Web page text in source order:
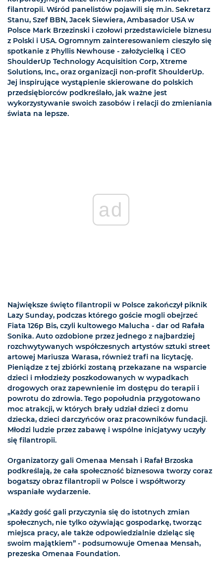
filantropii. Wśród panelistów pojawili się m.in. Sekretarz
Stanu, Szef BBN, Jacek Siewiera, Ambasador USA w
Polsce Mark Brzezinski i czołowi przedstawiciele biznesu
z Polski i USA. Ogromnym zainteresowaniem cieszyło się
spotkanie z Phyllis Newhouse - założycielką i CEO
ShoulderUp Technology Acquisition Corp, Xtreme
Solutions, Inc., oraz organizacji non-profit ShoulderUp.
Jej inspirujące wystąpienie skierowane do polskich
przedsiębiorców podkreślało, jak ważne jest
wykorzystywanie swoich zasobów i relacji do zmieniania
świata na lepsze.
ad
Największe święto filantropii w Polsce zakończył piknik
Lazy Sunday, podczas którego goście mogli obejrzeć
Fiata 126p Bis, czyli kultowego Malucha - dar od Rafała
Sonika. Auto ozdobione przez jednego z najbardziej
rozchwytywanych współczesnych artystów sztuki street
artowej Mariusza Warasa, również trafi na licytację.
Pieniądze z tej zbiórki zostaną przekazane na wsparcie
dzieci i młodzieży poszkodowanych w wypadkach
drogowych oraz zapewnienie im dostępu do terapii i
powrotu do zdrowia. Tego popołudnia przygotowano
moc atrakcji, w których brały udział dzieci z domu
dziecka, dzieci darczyńców oraz pracowników fundacji.
Młodzi ludzie przez zabawę i wspólne inicjatywy uczyły
się filantropii.
Organizatorzy gali Omenaa Mensah i Rafał Brzoska
podkreślają, że cała społeczność biznesowa tworzy coraz
bogatszy obraz filantropii w Polsce i współtworzy
wspaniałe wydarzenie.
„Każdy gość gali przyczynia się do istotnych zmian
społecznych, nie tylko ożywiając gospodarkę, tworząc
miejsca pracy, ale także odpowiedzialnie dzieląc się
swoim majątkiem” - podsumowuje Omenaa Mensah,
prezeska Omenaa Foundation.